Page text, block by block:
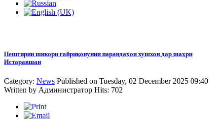
Пешгирии шикори ғайриқонунии парандаҳои хушхон дар шаҳри
Истаравшан
Category: News Published on Tuesday, 02 December 2025 09:40
Written by Администратор Hits: 702